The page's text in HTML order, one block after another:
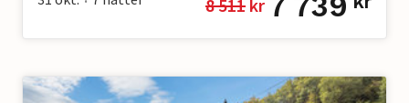
8 511 kr